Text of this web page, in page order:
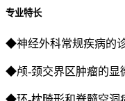
专业特长
◆神经外科常规疾病的
◆颅-颈交界区肿瘤的显